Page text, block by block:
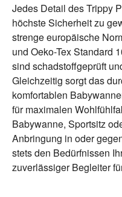
Jedes Detail des Trippy
höchste Sicherheit zu
strenge europäische
und Oeko-Tex Standard
sind schadstoffgeprüft
Gleichzeitig sorgt das
komfortablen
für maximalen
Babywanne, Sportsitz
Anbringung in oder
stets den Bedürfnissen
zuverlässiger Begleiter